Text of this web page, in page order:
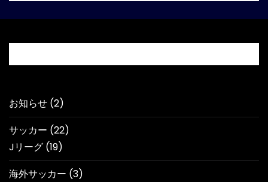
お知らせ (2)
サッカー (22)
Jリーグ (19)
海外サッカー (3)